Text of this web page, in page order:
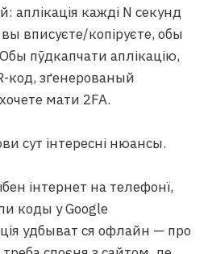
аплікація кажді N секунд
вписуєте/копіруєте, обы
пӯдкапчати аплікацію,
код, зґенерованый
мати 2FA.
сут інтересні нюансы.
інтернет на телефонї,
коды у Google
удбыват ся офлайн — про